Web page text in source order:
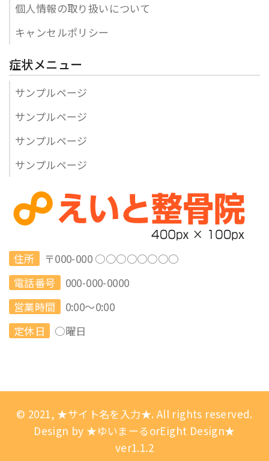
個人情報の取り扱いについて
キャンセルポリシー
症状メニュー
サンプルページ
サンプルページ
サンプルページ
サンプルページ
住所
〒000-000 ○○○○○○○○
電話番号
000-000-0000
営業時間
0:00～0:00
定休日
○曜日
© 2021, ★サイト名を入力★. All rights reserved.
Design by ★ゆいまーるorEight Design★
ver1.1.2